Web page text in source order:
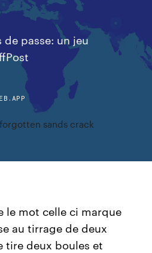
passe: un jeu
sands crack
le mot celle ci marque
au tirrage de deux
tire deux boules et